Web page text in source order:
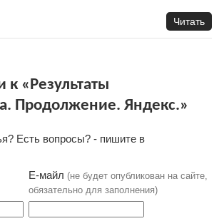
Читать
«Результаты
Продолжение. Яндекс.»
Есть вопросы? - пишите в
Е-майл (не будет опубликован на сайте,
обязательно для заполнения)